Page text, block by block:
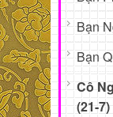
Bạn
Bạn
Cô
(21-7)